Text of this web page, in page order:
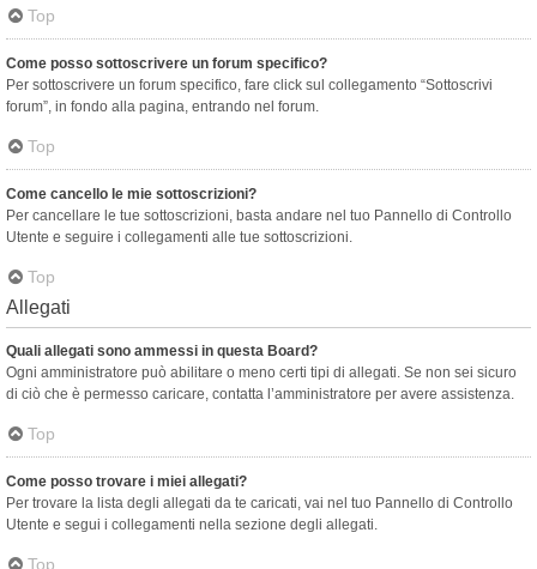
Top
Come posso sottoscrivere un forum specifico?
Per sottoscrivere un forum specifico, fare click sul collegamento “Sottoscrivi
forum”, in fondo alla pagina, entrando nel forum.
Top
Come cancello le mie sottoscrizioni?
Per cancellare le tue sottoscrizioni, basta andare nel tuo Pannello di Controllo
Utente e seguire i collegamenti alle tue sottoscrizioni.
Top
Allegati
Quali allegati sono ammessi in questa Board?
Ogni amministratore può abilitare o meno certi tipi di allegati. Se non sei sicuro
di ciò che è permesso caricare, contatta l’amministratore per avere assistenza.
Top
Come posso trovare i miei allegati?
Per trovare la lista degli allegati da te caricati, vai nel tuo Pannello di Controllo
Utente e segui i collegamenti nella sezione degli allegati.
Top